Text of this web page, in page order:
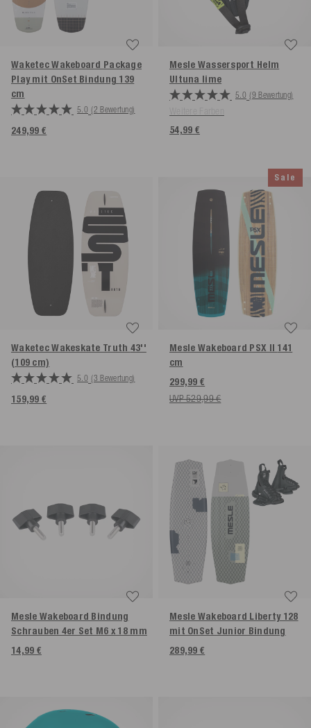
Waketec Wakeboard Package
Play mit OnSet Bindung 139
cm
5.0 (2 Bewertung)
249,99 €
Mesle Wassersport Helm
Ultuna lime
5.0 (9 Bewertung)
54,99 €
Waketec Wakeskate Truth 43''
(109 cm)
5.0 (3 Bewertung)
159,99 €
Sale
Mesle Wakeboard PSX II 141
cm
299,99 €
UVP 529,99 €
Mesle Wakeboard Bindung
Schrauben 4er Set M6 x 18 mm
14,99 €
Mesle Wakeboard Liberty 128
mit OnSet Junior Bindung
289,99 €